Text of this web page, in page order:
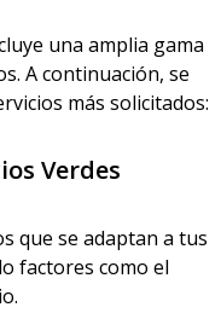
una amplia gama
A continuación, se
más solicitados:
Verdes
que se adaptan a tus
factores como el